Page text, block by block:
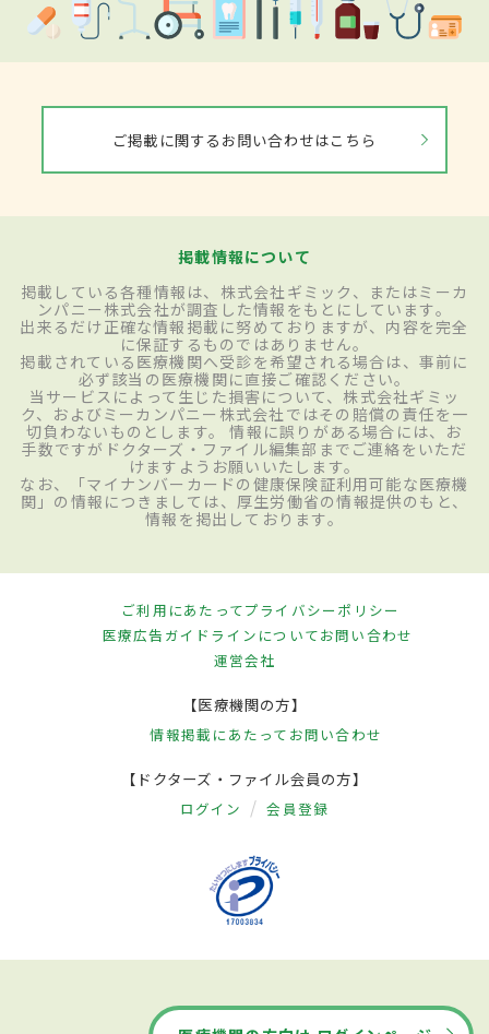
ご掲載に関するお問い合わせはこちら
掲載情報について
掲載している各種情報は、株式会社ギミック、またはミーカ
ンパニー株式会社が調査した情報をもとにしています。
出来るだけ正確な情報掲載に努めておりますが、内容を完全
に保証するものではありません。
掲載されている医療機関へ受診を希望される場合は、事前に
必ず該当の医療機関に直接ご確認ください。
当サービスによって生じた損害について、株式会社ギミッ
ク、およびミーカンパニー株式会社ではその賠償の責任を一
切負わないものとします。 情報に誤りがある場合には、お
手数ですがドクターズ・ファイル編集部までご連絡をいただ
けますようお願いいたします。
なお、「マイナンバーカードの健康保険証利用可能な医療機
関」の情報につきましては、厚生労働省の情報提供のもと、
情報を掲出しております。
ご利用にあたってプライバシーポリシー
医療広告ガイドラインについてお問い合わせ
運営会社
【医療機関の方】
情報掲載にあたって お問い合わせ
【ドクターズ・ファイル会員の方】
ログイン 会員登録